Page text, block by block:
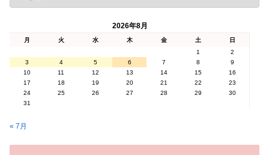
2026年8月
月 火 水 木 金 土
日
1
2
3
4 5 6 7 8
9
10
11 12 13 14 15
16
17
18 19 20 21 22
23
24
25 26 27 28 29
30
31
« 7月